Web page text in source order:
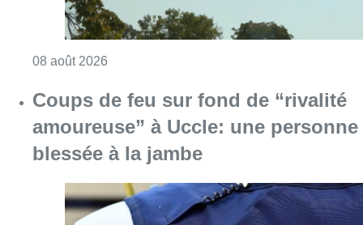
08 août 2026
Coups de feu sur fond de “rivalité
amoureuse” à Uccle: une personne
blessée à la jambe